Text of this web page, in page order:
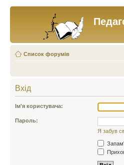
Список форумів
Вхід
Ім'я користувача:
Пароль:
Я забув